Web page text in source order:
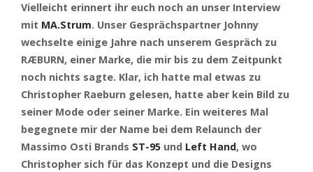
Vielleicht erinnert ihr euch noch an unser Interview
mit MA.Strum. Unser Gesprächspartner Johnny
wechselte einige Jahre nach unserem Gespräch zu
RÆBURN, einer Marke, die mir bis zu dem Zeitpunkt
noch nichts sagte. Klar, ich hatte mal etwas zu
Christopher Raeburn gelesen, hatte aber kein Bild zu
seiner Mode oder seiner Marke. Ein weiteres Mal
begegnete mir der Name bei dem Relaunch der
Massimo Osti Brands ST-95 und Left Hand, wo
Christopher sich für das Konzept und die Designs